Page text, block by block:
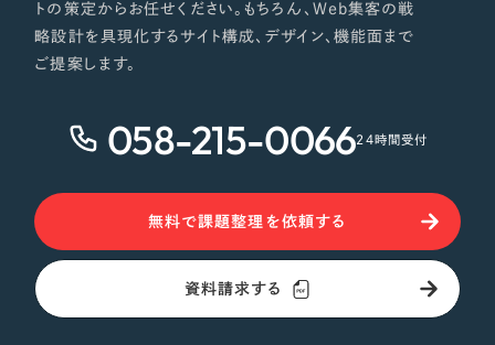
トの策定からお任せください。もちろん、Web集客の戦
略設計を具現化するサイト構成、デザイン、機能面まで
ご提案します。
058-215-006624時間受付
無料で課題整理を依頼する
資料請求する